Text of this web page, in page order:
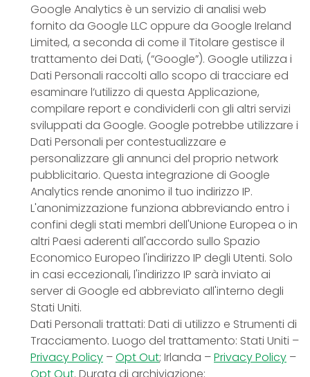
Google Analytics è un servizio di analisi web
fornito da Google LLC oppure da Google Ireland
Limited, a seconda di come il Titolare gestisce il
trattamento dei Dati, (“Google”). Google utilizza i
Dati Personali raccolti allo scopo di tracciare ed
esaminare l’utilizzo di questa Applicazione,
compilare report e condividerli con gli altri servizi
sviluppati da Google. Google potrebbe utilizzare i
Dati Personali per contestualizzare e
personalizzare gli annunci del proprio network
pubblicitario. Questa integrazione di Google
Analytics rende anonimo il tuo indirizzo IP.
L'anonimizzazione funziona abbreviando entro i
confini degli stati membri dell'Unione Europea o in
altri Paesi aderenti all'accordo sullo Spazio
Economico Europeo l'indirizzo IP degli Utenti. Solo
in casi eccezionali, l'indirizzo IP sarà inviato ai
server di Google ed abbreviato all'interno degli
Stati Uniti.
Dati Personali trattati: Dati di utilizzo e Strumenti di
Tracciamento. Luogo del trattamento: Stati Uniti –
Privacy Policy –Opt Out; Irlanda –Privacy Policy –
Opt Out. Durata di archiviazione: